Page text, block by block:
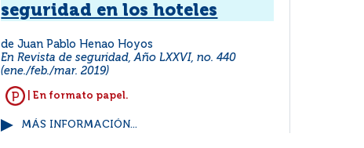
seguridad en los hoteles
de Juan Pablo Henao Hoyos
En Revista de seguridad, Año LXXVI, no. 440
(ene./feb./mar. 2019)
| En formato papel.
MÁS INFORMACIÓN...